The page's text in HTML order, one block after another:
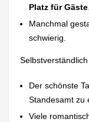
Platz für Gäste
Manchmal
schwierig.
Der schönste
Standesamt zu
Viele